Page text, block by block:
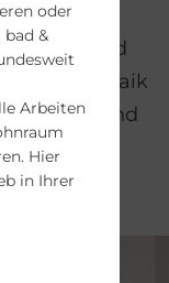
und
Photovoltaik
und
oder
&
Arbeiten
Hier
in Ihrer